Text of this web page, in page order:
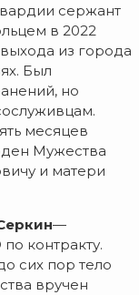
сержант
в 2022
из города
Был
но
месяцев
Мужества
и матери
—
контракту.
сих пор тело
вручен